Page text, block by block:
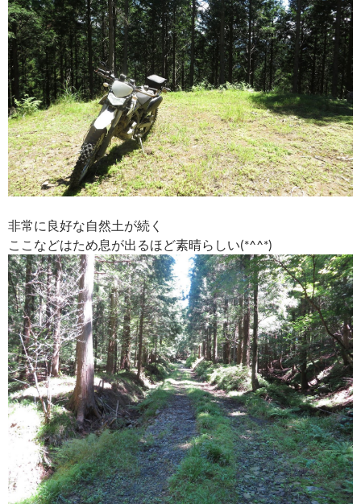
非常に良好な自然土が続く
ここなどはため息が出るほど素晴らしい(*^^*)